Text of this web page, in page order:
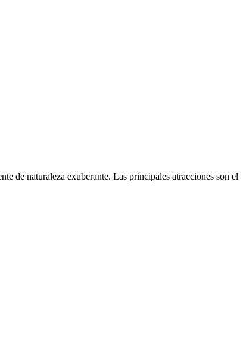
de naturaleza exuberante. Las principales atracciones son el